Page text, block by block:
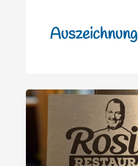
Auszeichnung